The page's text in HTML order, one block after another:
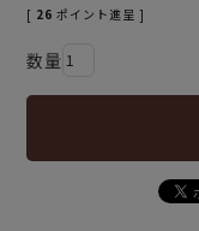
[ 26 ポイント進呈 ]